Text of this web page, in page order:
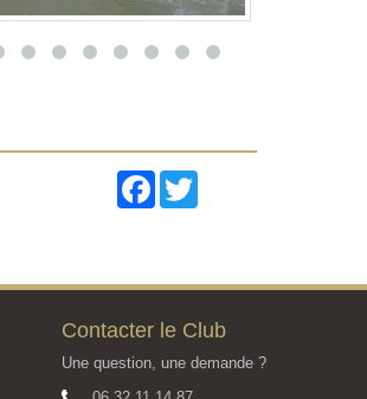
FacebookTwitter
Contacter le Club
Une question, une demande ?